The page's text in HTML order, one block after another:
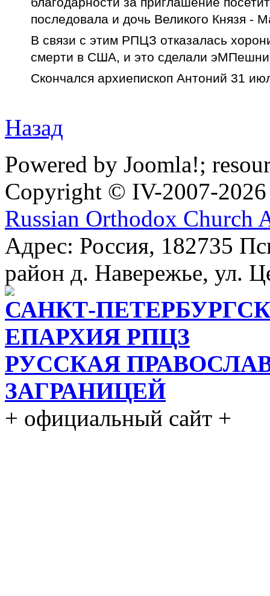
последовала и дочь Великого Князя -
В связи с этим РПЦЗ отказалась
смерти в США, и это сделали
Скончался архиепископ Антоний 31
Назад
Powered by Joomla!;
Copyright © IV-2007-2026
Russian Orthodox Church
Адрес: Россия, 182735
район д. Навережье, ул.
САНКТ-
ЕПАРХИЯ РПЦЗ
РУССКАЯ
ЗАГРАНИЦЕЙ
+ официальный сайт +